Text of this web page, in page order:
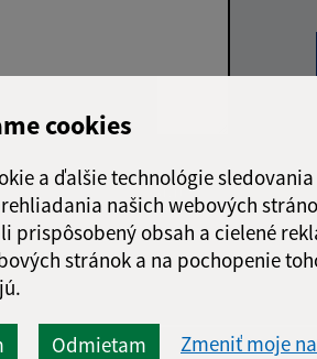
cookies
a ďalšie technológie
našich webových
prispôsobený obsah a cielené
stránok a na pochopenie
Odmietam Zmeniť moje
Google reCaptcha Response
Odoslať
správu